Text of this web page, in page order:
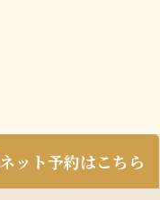
ネット予約はこちら